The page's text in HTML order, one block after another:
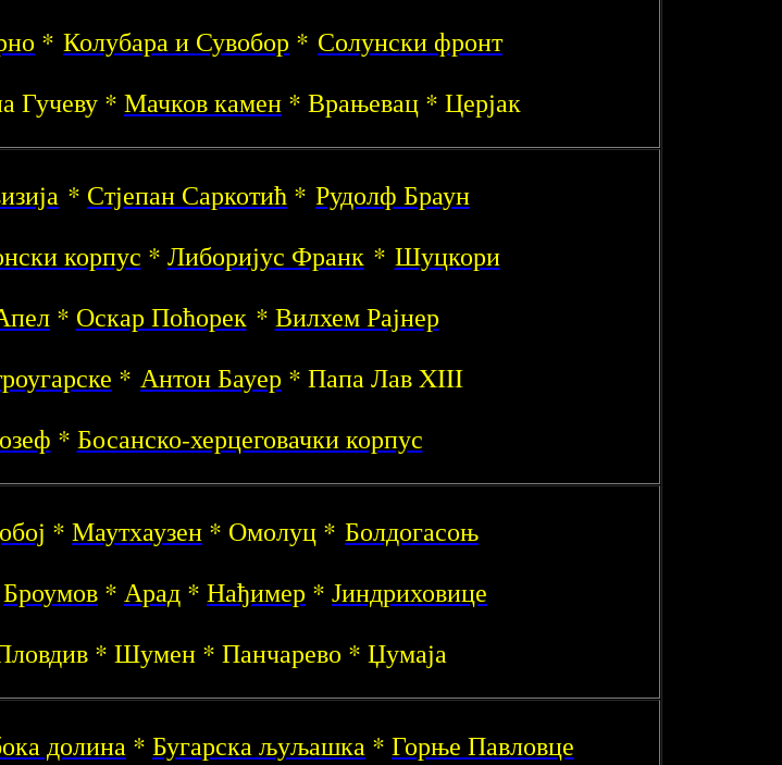
* Колубара и Сувобор * Солунски фронт
Гучеву * Мачков камен * Врањевац * Церјак
* Стјепан Саркотић * Рудолф Браун
корпус * Либоријус Франк* Шуцкори
* Оскар Поћорек* Вилхем Рајнер
* Антон Бауер * Папа Лав XIII
* Босанско-херцеговачки корпус
* Маутхаузен * Омолуц * Болдогасоњ
Броумов * Арад * Нађимер * Јиндриховице
* Шумен * Панчарево * Џумаја
долина * Бугарска љуљашка * Горње Павловце